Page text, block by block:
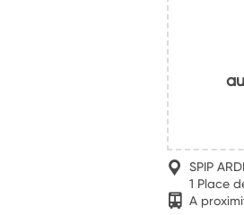
SPIP
1 Place
A